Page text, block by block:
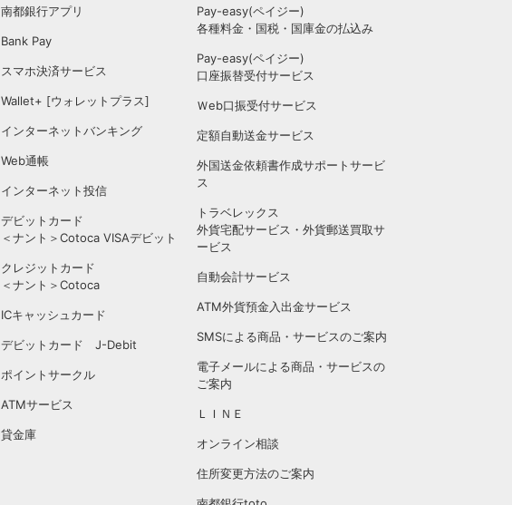
南都銀行アプリ
Bank Pay
スマホ決済サービス
Wallet+ [ウォレットプラス]
インターネットバンキング
Web通帳
インターネット投信
デビットカード
＜ナント＞Cotoca VISAデビット
クレジットカード
＜ナント＞Cotoca
ICキャッシュカード
デビットカード J-Debit
ポイントサークル
ATMサービス
貸金庫
Pay-easy(ペイジー)
各種料金・国税・国庫金の払込み
Pay-easy(ペイジー)
口座振替受付サービス
Ｗeb口振受付サービス
定額自動送金サービス
外国送金依頼書作成サポートサービ
ス
トラベレックス
外貨宅配サービス・外貨郵送買取サ
ービス
自動会計サービス
ATM外貨預金入出金サービス
SMSによる商品・サービスのご案内
電子メールによる商品・サービスの
ご案内
ＬＩＮＥ
オンライン相談
住所変更方法のご案内